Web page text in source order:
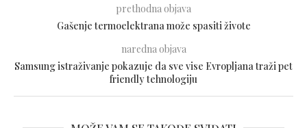
prethodna objava
Gašenje termoelektrana može spasiti živote
naredna objava
Samsung istraživanje pokazuje da sve vise Evropljana traži pet
friendly tehnologiju